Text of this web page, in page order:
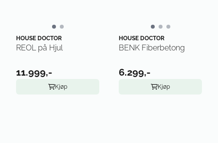
HOUSE DOCTOR
REOL på Hjul
11.999,-
Kjøp
HOUSE DOCTOR
BENK Fiberbetong
6.299,-
Kjøp